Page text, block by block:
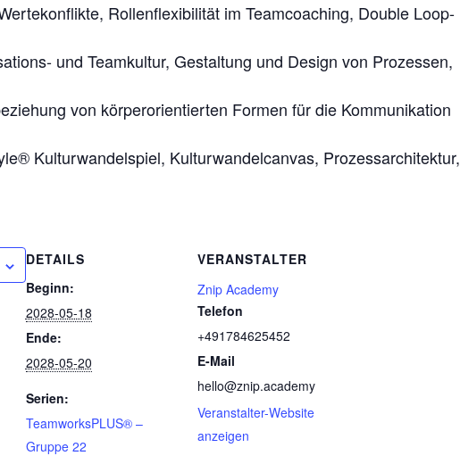
Rollenflexibilität im Teamcoaching, Double Loop-
und Teamkultur, Gestaltung und Design von Prozessen,
von körperorientierten Formen für die Kommunikation
Kulturwandelspiel, Kulturwandelcanvas, Prozessarchitektur,
DETAILS
Beginn:
2028-05-18
Ende:
2028-05-20
Serien:
TeamworksPLUS® –
Gruppe 22
VERANSTALTER
Znip Academy
Telefon
+491784625452
E-Mail
hello@znip.academy
Veranstalter-Website
anzeigen